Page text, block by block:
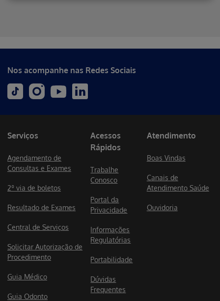
Nos acompanhe nas Redes Sociais
Serviços
Agendamento de
Consultas e Exames
2º via de boletos
Resultado de Exames
Central de Serviços
Solicitar Autorização de
Procedimento
Guia Médico
Guia Odonto
Acessos
Rápidos
Trabalhe
Conosco
Portal da
Privacidade
Informações
Regulatórias
Portabilidade
Dúvidas
Frequentes
Atendimento
Boas Vindas
Canais de
Atendimento Saúde
Ouvidoria